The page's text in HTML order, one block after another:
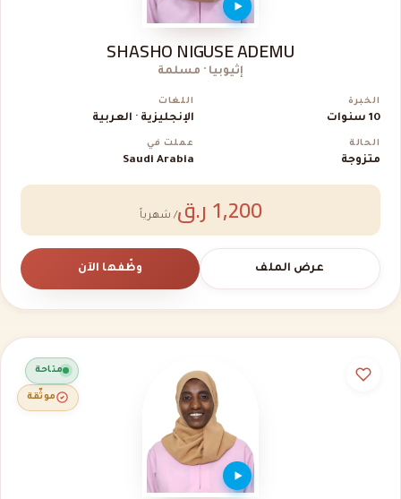
SHASHO NIGUSE ADEMU
إثيوبيا · مسلمة
الخبرة
10 سنوات
اللغات
الإنجليزية · العربية
الحالة
متزوجة
عملت في
Saudi Arabia
1,200 ر.ق / شهرياً
عرض الملف وظّفها الآن
متاحة
موثّقة